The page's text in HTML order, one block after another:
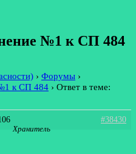
№1 к СП 484
› Форумы ›
к СП 484 › Ответ в теме:
#38430
Хранитель